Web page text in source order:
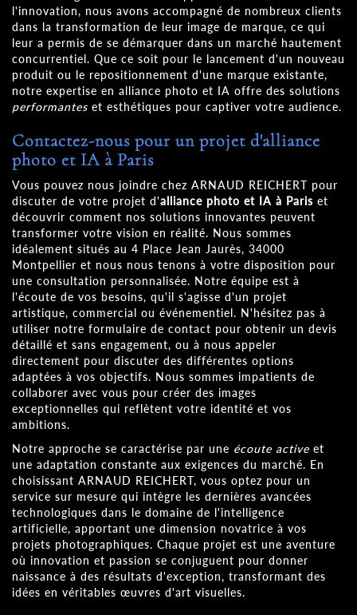
l'innovation, nous avons accompagné de nombreux clients
dans la transformation de leur image de marque, ce qui
leur a permis de se démarquer dans un marché hautement
concurrentiel. Que ce soit pour le lancement d'un nouveau
produit ou le repositionnement d'une marque existante,
notre expertise en alliance photo et IA offre des solutions
performantes et esthétiques pour captiver votre audience.
Contactez-nous pour un projet d'alliance
photo et IA à Paris
Vous pouvez nous joindre chez ARNAUD REICHERT pour
discuter de votre projet d'alliance photo et IA à Paris et
découvrir comment nos solutions innovantes peuvent
transformer votre vision en réalité. Nous sommes
idéalement situés au 4 Place Jean Jaurès, 34000
Montpellier et nous nous tenons à votre disposition pour
une consultation personnalisée. Notre équipe est à
l'écoute de vos besoins, qu'il s'agisse d'un projet
artistique, commercial ou événementiel. N'hésitez pas à
utiliser notre formulaire de contact pour obtenir un devis
détaillé et sans engagement, ou à nous appeler
directement pour discuter des différentes options
adaptées à vos objectifs. Nous sommes impatients de
collaborer avec vous pour créer des images
exceptionnelles qui reflètent votre identité et vos
ambitions.
Notre approche se caractérise par une écoute active et
une adaptation constante aux exigences du marché. En
choisissant ARNAUD REICHERT, vous optez pour un
service sur mesure qui intègre les dernières avancées
technologiques dans le domaine de l'intelligence
artificielle, apportant une dimension novatrice à vos
projets photographiques. Chaque projet est une aventure
où innovation et passion se conjuguent pour donner
naissance à des résultats d'exception, transformant des
idées en véritables œuvres d'art visuelles.